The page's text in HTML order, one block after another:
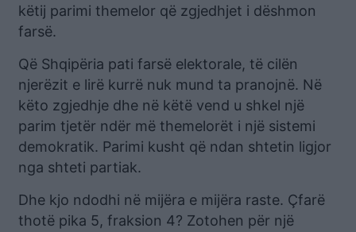
këtij parimi themelor që zgjedhjet i dëshmon
farsë.
Që Shqipëria pati farsë elektorale, të cilën
njerëzit e lirë kurrë nuk mund ta pranojnë. Në
këto zgjedhje dhe në këtë vend u shkel një
parim tjetër ndër më themelorët i një sistemi
demokratik. Parimi kusht që ndan shtetin ligjor
nga shteti partiak.
Dhe kjo ndodhi në mijëra e mijëra raste. Çfarë
thotë pika 5, fraksion 4? Zotohen për një